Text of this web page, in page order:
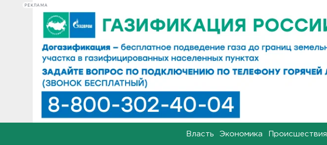
РЕКЛАМА
Власть Экономика Происшествия